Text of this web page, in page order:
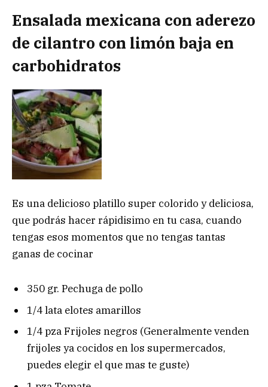
Ensalada mexicana con aderezo
de cilantro con limón baja en
carbohidratos
Es una delicioso platillo super colorido y deliciosa,
que podrás hacer rápidisimo en tu casa, cuando
tengas esos momentos que no tengas tantas
ganas de cocinar
350 gr. Pechuga de pollo
1/4 lata elotes amarillos
1/4 pza Frijoles negros (Generalmente venden
frijoles ya cocidos en los supermercados,
puedes elegir el que mas te guste)